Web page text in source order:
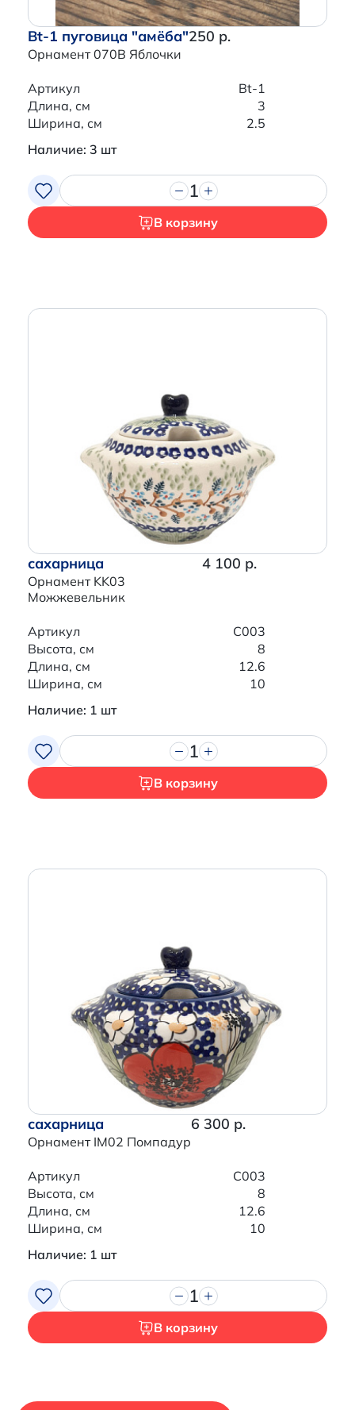
Bt-1 пуговица "амёба"
Орнамент 070B Яблочки
250 р.
Артикул
Bt-1
Длина, см
3
Ширина, см
2.5
Наличие: 3 шт
1
В корзину
сахарница
Орнамент KK03
Можжевельник
4 100 р.
Артикул
C003
Высота, см
8
Длина, см
12.6
Ширина, см
10
Наличие: 1 шт
1
В корзину
сахарница
Орнамент IM02 Помпадур
6 300 р.
Артикул
C003
Высота, см
8
Длина, см
12.6
Ширина, см
10
Наличие: 1 шт
1
В корзину